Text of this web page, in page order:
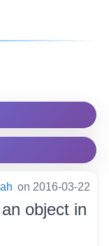
on 2016-03-22
an object in